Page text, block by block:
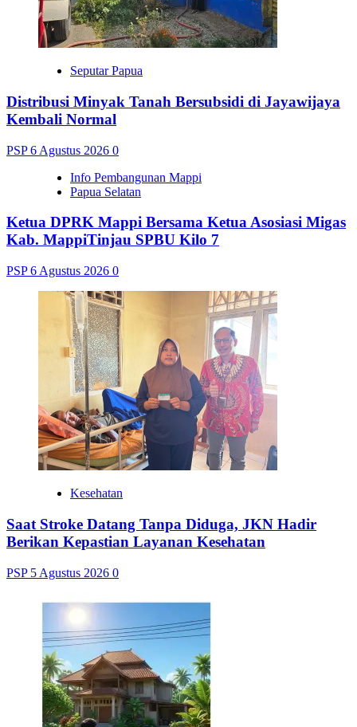
Seputar Papua
Distribusi Minyak Tanah Bersubsidi di Jayawijaya
Kembali Normal
PSP6 Agustus 2026 0
Info Pembangunan Mappi
Papua Selatan
Ketua DPRK Mappi Bersama Ketua Asosiasi Migas
Kab. MappiTinjau SPBU Kilo 7
PSP6 Agustus 2026 0
Kesehatan
Saat Stroke Datang Tanpa Diduga, JKN Hadir
Berikan Kepastian Layanan Kesehatan
PSP 5 Agustus 2026 0